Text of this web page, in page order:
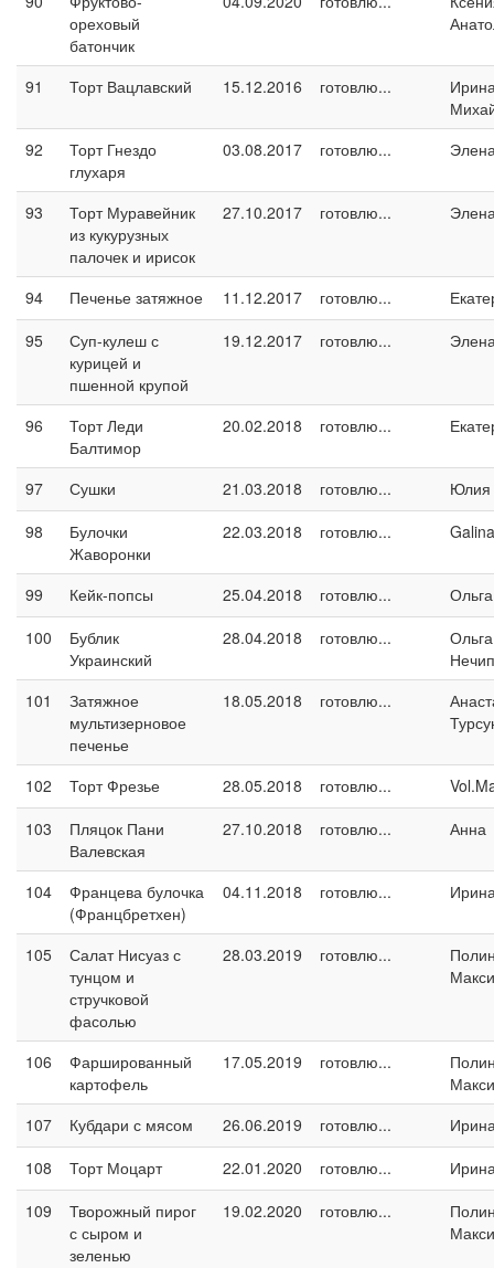
ореховый
батончик
91 Торт Вацлавский 15.12.2016 готовлю...
92
Торт Гнездо
глухаря
03.08.2017 готовлю...
93
Торт Муравейник
из кукурузных
палочек и ирисок
27.10.2017 готовлю...
94 Печенье затяжное 11.12.2017 готовлю...
95
Суп-кулеш с
курицей и
пшенной крупой
19.12.2017 готовлю...
96
Торт Леди
Балтимор
20.02.2018 готовлю...
97 Сушки 21.03.2018 готовлю...
Юлия
98
Булочки
Жаворонки
22.03.2018 готовлю...
99 Кейк-попсы 25.04.2018 готовлю...
100
Бублик
Украинский
28.04.2018 готовлю...
Ольга
101
Затяжное
мультизерновое
печенье
18.05.2018 готовлю...
102 Торт Фрезье 28.05.2018 готовлю...
103
Пляцок Пани
Валевская
27.10.2018 готовлю... Анна
104
Францева булочка
(Францбретхен)
04.11.2018 готовлю...
105
Салат Нисуаз с
тунцом и
стручковой
фасолью
28.03.2019 готовлю...
106
Фаршированный
картофель
17.05.2019 готовлю...
107
Кубдари с мясом 26.06.2019 готовлю...
108
Торт Моцарт 22.01.2020 готовлю...
109
Творожный пирог
с сыром и
зеленью
19.02.2020 готовлю...